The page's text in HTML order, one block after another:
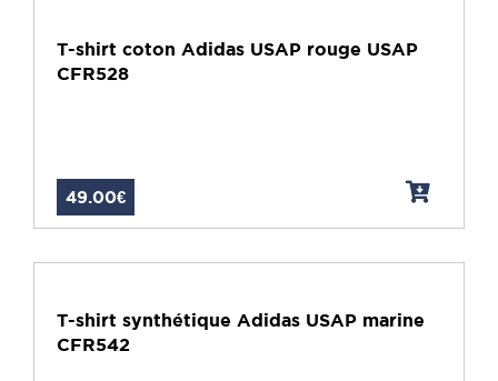
T-shirt coton Adidas USAP rouge USAP
CFR528
49.00€
T-shirt synthétique Adidas USAP marine
CFR542